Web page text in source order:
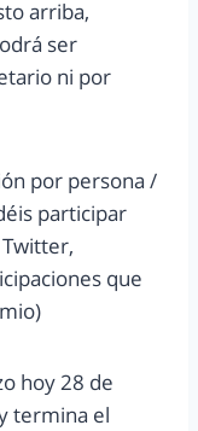
arriba,
ser
ni por
por persona /
participar
que
hoy 28 de
termina el